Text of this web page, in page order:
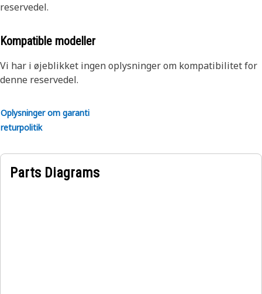
reservedel.
Kompatible modeller
Vi har i øjeblikket ingen oplysninger om kompatibilitet for
denne reservedel.
Oplysninger om garanti
returpolitik
Parts Diagrams